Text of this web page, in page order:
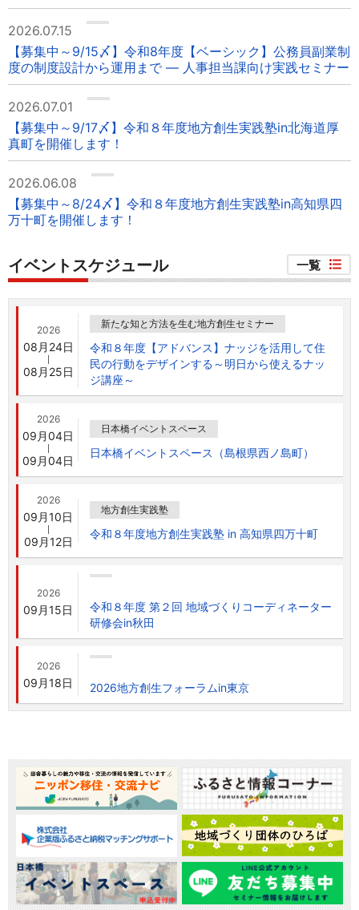
2026.07.15
【募集中～9/15〆】令和8年度【ベーシック】公務員副業制
度の制度設計から運用まで ― 人事担当課向け実践セミナー
2026.07.01
【募集中～9/17〆】令和８年度地方創生実践塾in北海道厚
真町を開催します！
2026.06.08
【募集中～8/24〆】令和８年度地方創生実践塾in高知県四
万十町を開催します！
イベントスケジュール 一覧
2026
08月24日
08月25日
新たな知と方法を生む地方創生セミナー
令和８年度【アドバンス】ナッジを活用して住
民の行動をデザインする～明日から使えるナッ
ジ講座～
2026
09月04日
09月04日
日本橋イベントスペース
日本橋イベントスペース（島根県西ノ島町）
2026
09月10日
09月12日
地方創生実践塾
令和８年度地方創生実践塾 in 高知県四万十町
2026
09月15日
令和８年度 第２回 地域づくりコーディネーター
研修会in秋田
2026
09月18日 2026地方創生フォーラムin東京